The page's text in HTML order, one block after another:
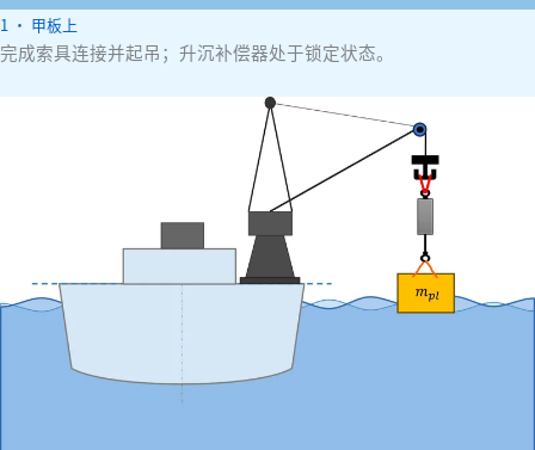
1 · 甲板上
完成索具连接并起吊；升沉补偿器处于锁定状态。